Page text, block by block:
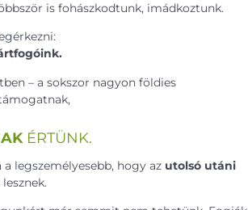
is fohászkodtunk, imádkoztunk.
– a sokszor nagyon földies
ÉRTÜNK.
legszemélyesebb, hogy az utolsó utáni